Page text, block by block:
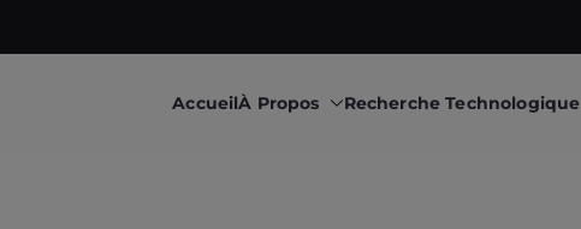
research & transfers to industry
AccueilÀ Propos Recherche Technologique